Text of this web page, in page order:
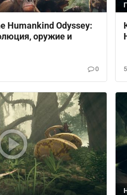
Humankind Odyssey:
оружие и
0